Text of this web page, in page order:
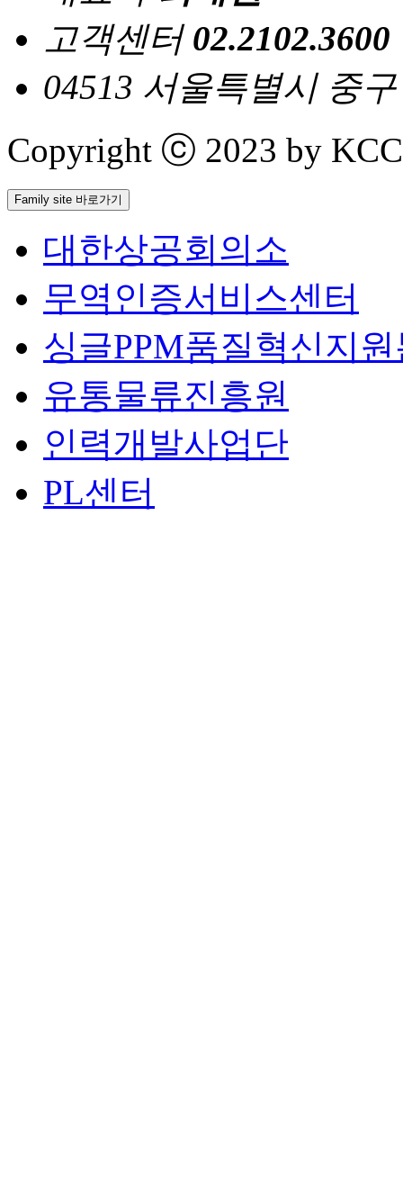
고객센터 02.2102.3600
04513 서울특별시 중
Copyright ⓒ 2023 by
Family site 바로가기
대한상공회의소
무역인증서비스센터
싱글PPM품질혁신지
유통물류진흥원
인력개발사업단
PL센터